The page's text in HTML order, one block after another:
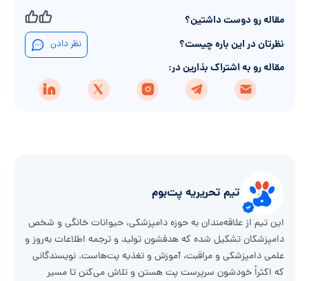
مقاله رو دوست داشتین؟
نظرتان در این باره چیست؟
نظر دادن
مقاله رو به اشتراک بذارین در:
تیم تحریریه پت‌بوم
این تیم از علاقه‌مندان به حوزه دامپزشکی، حیوانات خانگی و شخص
دامپزشکان تشکیل شده که هدفشون تولید و ترجمه اطلاعات به‌روز و
علمی دامپزشکی و مراقبت، آموزش و تغذیه پت‌هاست. نویسندگانی
که اکثراً خودشون سرپرست پت هستن و تلاش می‌کنن تا مسیر